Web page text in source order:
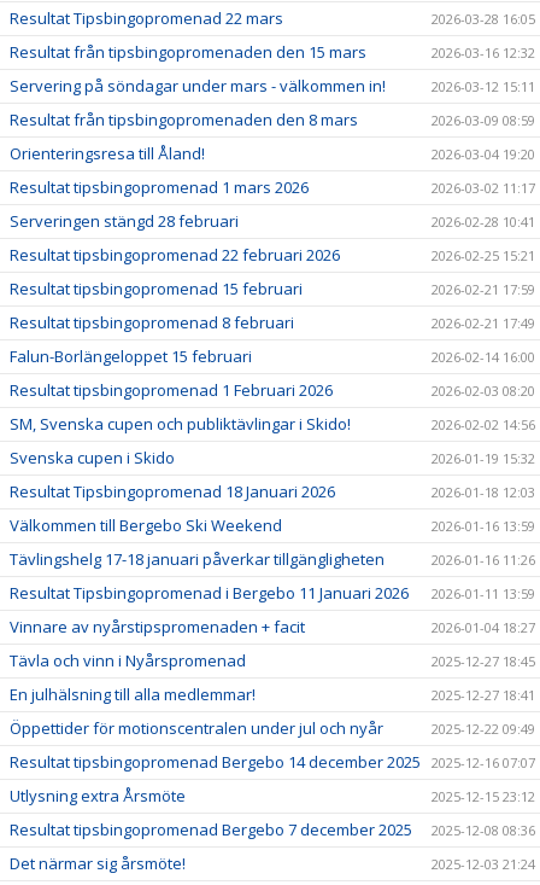
Resultat Tipsbingopromenad 22 mars 2026-03-28 16:05
Resultat från tipsbingopromenaden den 15 mars 2026-03-16 12:32
Servering på söndagar under mars - välkommen in! 2026-03-12 15:11
Resultat från tipsbingopromenaden den 8 mars 2026-03-09 08:59
Orienteringsresa till Åland! 2026-03-04 19:20
Resultat tipsbingopromenad 1 mars 2026 2026-03-02 11:17
Serveringen stängd 28 februari 2026-02-28 10:41
Resultat tipsbingopromenad 22 februari 2026 2026-02-25 15:21
Resultat tipsbingopromenad 15 februari 2026-02-21 17:59
Resultat tipsbingopromenad 8 februari 2026-02-21 17:49
Falun-Borlängeloppet 15 februari 2026-02-14 16:00
Resultat tipsbingopromenad 1 Februari 2026 2026-02-03 08:20
SM, Svenska cupen och publiktävlingar i Skido! 2026-02-02 14:56
Svenska cupen i Skido 2026-01-19 15:32
Resultat Tipsbingopromenad 18 Januari 2026 2026-01-18 12:03
Välkommen till Bergebo Ski Weekend 2026-01-16 13:59
Tävlingshelg 17-18 januari påverkar tillgängligheten 2026-01-16 11:26
Resultat Tipsbingopromenad i Bergebo 11 Januari 2026 2026-01-11 13:59
Vinnare av nyårstipspromenaden + facit 2026-01-04 18:27
Tävla och vinn i Nyårspromenad 2025-12-27 18:45
En julhälsning till alla medlemmar! 2025-12-27 18:41
Öppettider för motionscentralen under jul och nyår 2025-12-22 09:49
Resultat tipsbingopromenad Bergebo 14 december 2025 2025-12-16 07:07
Utlysning extra Årsmöte 2025-12-15 23:12
Resultat tipsbingopromenad Bergebo 7 december 2025 2025-12-08 08:36
Det närmar sig årsmöte! 2025-12-03 21:24